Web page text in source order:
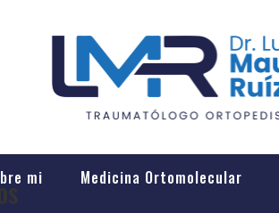
mi Medicina Ortomolecular